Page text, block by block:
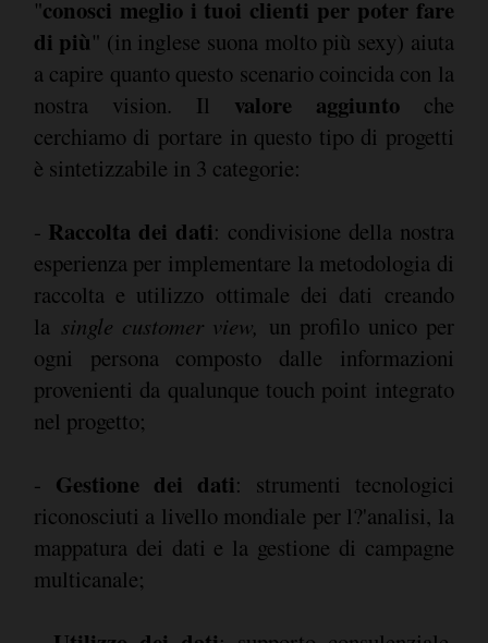
"conosci meglio i tuoi clienti per poter fare
di più" (in inglese suona molto più sexy) aiuta
a capire quanto questo scenario coincida con la
nostra vision. Il valore aggiuntoche
cerchiamo di portare in questo tipo di progetti
è sintetizzabile in 3 categorie:
- Raccolta dei dati: condivisione della nostra
esperienza per implementare la metodologia di
raccolta e utilizzo ottimale dei dati creando
la single customer view, un profilo unico per
ogni persona composto dalle informazioni
provenienti da qualunque touch point integrato
nel progetto;
- Gestione dei dati: strumenti tecnologici
riconosciuti a livello mondiale per l?'analisi, la
mappatura dei dati e la gestione di campagne
multicanale;